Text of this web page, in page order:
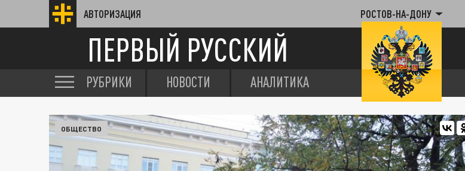
АВТОРИЗАЦИЯ РОСТОВ-НА-ДОНУ
ПЕРВЫЙ РУССКИЙ
РУБРИКИ НОВОСТИ АНАЛИТИКА
ОБЩЕСТВО